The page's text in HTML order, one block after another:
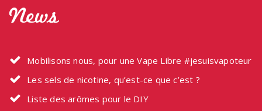
News
Mobilisons nous, pour une Vape Libre #jesuisvapoteur
Les sels de nicotine, qu’est-ce que c’est ?
Liste des arômes pour le DIY